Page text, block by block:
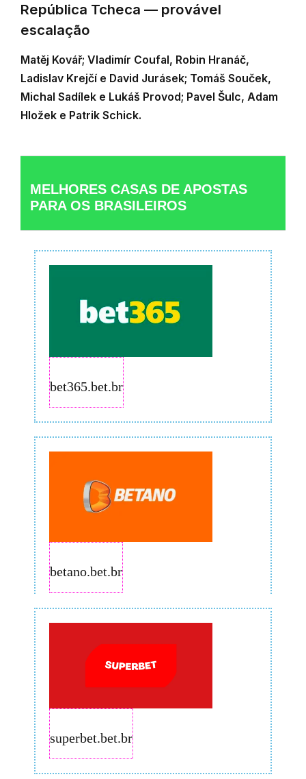
República Tcheca — provável
escalação
Matěj Kovář; Vladimír Coufal, Robin Hranáč,
Ladislav Krejčí e David Jurásek; Tomáš Souček,
Michal Sadílek e Lukáš Provod; Pavel Šulc, Adam
Hložek e Patrik Schick.
MELHORES CASAS DE APOSTAS
PARA OS BRASILEIROS
bet365.bet.br
betano.bet.br
superbet.bet.br